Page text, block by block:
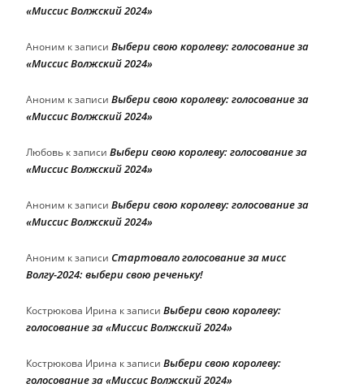
«Миссис Волжский 2024»
Аноним к записи Выбери свою королеву: голосование за
«Миссис Волжский 2024»
Аноним к записи Выбери свою королеву: голосование за
«Миссис Волжский 2024»
Любовь к записи Выбери свою королеву: голосование за
«Миссис Волжский 2024»
Аноним к записи Выбери свою королеву: голосование за
«Миссис Волжский 2024»
Аноним к записи Стартовало голосование за мисс
Волгу-2024: выбери свою реченьку!
Кострюкова Ирина к записи Выбери свою королеву:
голосование за «Миссис Волжский 2024»
Кострюкова Ирина к записи Выбери свою королеву:
голосование за «Миссис Волжский 2024»